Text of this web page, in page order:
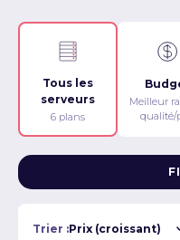
Tous les
serveurs
6 plans
Meilleur
qualité/
Trier :